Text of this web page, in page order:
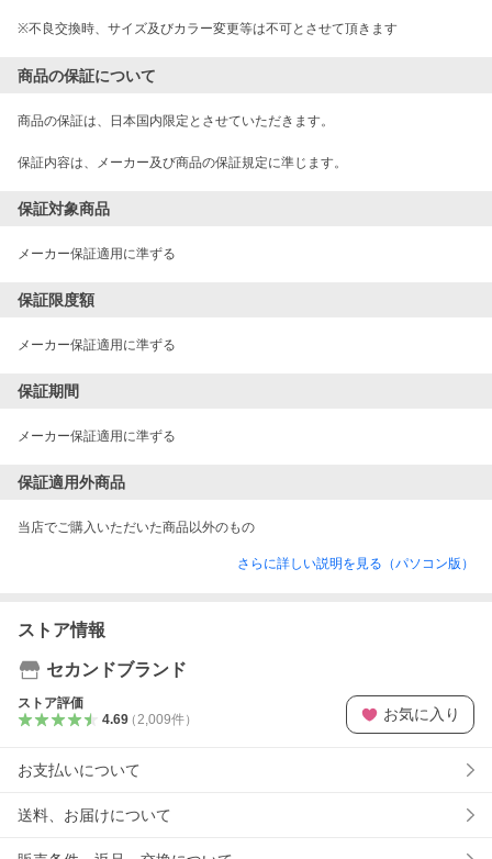
※不良交換時、サイズ及びカラー変更等は不可とさせて頂きます
商品の保証について
商品の保証は、日本国内限定とさせていただきます。
保証内容は、メーカー及び商品の保証規定に準じます。
保証対象商品
メーカー保証適用に準ずる
保証限度額
メーカー保証適用に準ずる
保証期間
メーカー保証適用に準ずる
保証適用外商品
当店でご購入いただいた商品以外のもの
さらに詳しい説明を見る（パソコン版）
ストア情報
セカンドブランド
ストア評価
4.69（2,009件） お気に入り
お支払いについて
送料、お届けについて